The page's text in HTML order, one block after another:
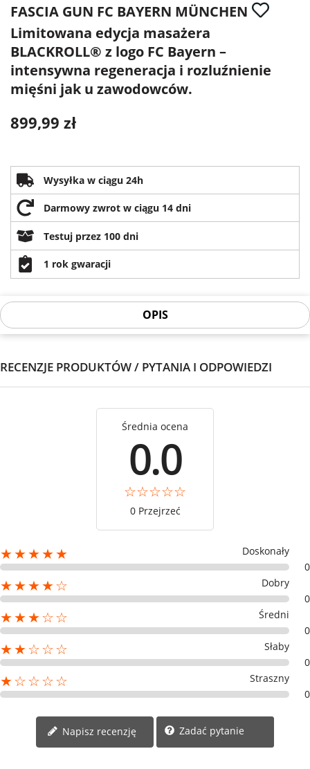
FASCIA GUN FC BAYERN MÜNCHEN
Limitowana edycja masażera
BLACKROLL® z logo FC Bayern –
intensywna regeneracja i rozluźnienie
mięśni jak u zawodowców.
899,99 zł
Wysyłka w ciągu 24h
Darmowy zwrot w ciągu 14 dni
Testuj przez 100 dni
1 rok gwaracji
OPIS
RECENZJE PRODUKTÓW / PYTANIA I ODPOWIEDZI
Średnia ocena
0.0
0 Przejrzeć
★★★★★
Doskonały
0
★★★★☆
Dobry
0
★★★☆☆
Średni
0
★★☆☆☆
Słaby
0
★☆☆☆☆
Straszny
0
Napisz recenzję Zadać pytanie